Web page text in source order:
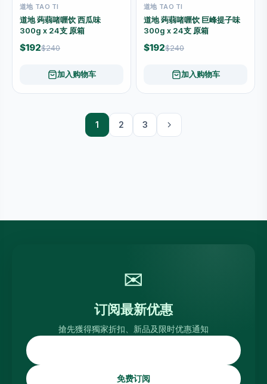
道地 TAO TI
道地 蒟蒻啫喱饮 西瓜味
300g x 24支 原箱
$192$240
加入购物车
道地 TAO TI
道地 蒟蒻啫喱饮 巨峰提子味
300g x 24支 原箱
$192$240
加入购物车
1 2 3
✉
订阅最新优惠
搶先獲得獨家折扣、新品及限时优惠通知
免费订阅